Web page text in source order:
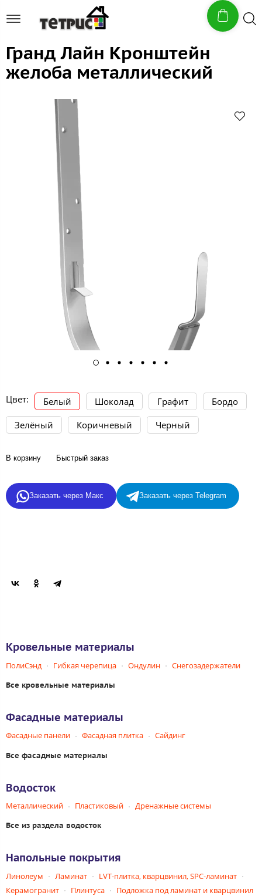
Гранд Лайн Кронштейн
желоба металлический
Цвет: Белый Шоколад Графит
Бордо
Зелёный
Коричневый Черный
В корзину Быстрый заказ
Заказать через Макс Заказать через Telegram
Кровельные материалы
ПолиСэнд Гибкая черепица Ондулин Снегозадержатели
Все кровельные материалы
Фасадные материалы
Фасадные панели Фасадная плитка Сайдинг
Все фасадные материалы
Водосток
Металлический Пластиковый Дренажные системы
Все из раздела водосток
Напольные покрытия
Линолеум Ламинат
LVT-плитка, кварцвинил, SPC-ламинат
Керамогранит
Плинтуса
Подложка под ламинат и кварцвинил